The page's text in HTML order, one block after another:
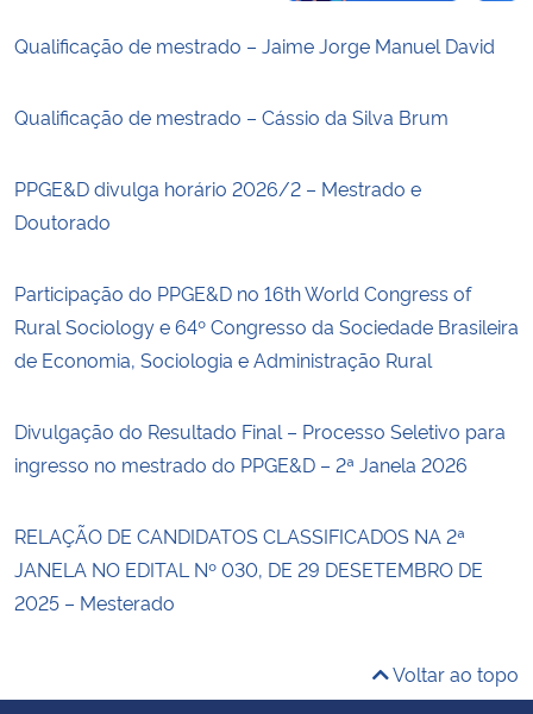
Qualificação de mestrado – Jaime Jorge Manuel David
Qualificação de mestrado – Cássio da Silva Brum
PPGE&D divulga horário 2026/2 – Mestrado e
Doutorado
Participação do PPGE&D no 16th World Congress of
Rural Sociology e 64º Congresso da Sociedade Brasileira
de Economia, Sociologia e Administração Rural
Divulgação do Resultado Final – Processo Seletivo para
ingresso no mestrado do PPGE&D – 2ª Janela 2026
RELAÇÃO DE CANDIDATOS CLASSIFICADOS NA 2ª
JANELA NO EDITAL Nº 030, DE 29 DESETEMBRO DE
2025 – Mesterado
Voltar ao topo